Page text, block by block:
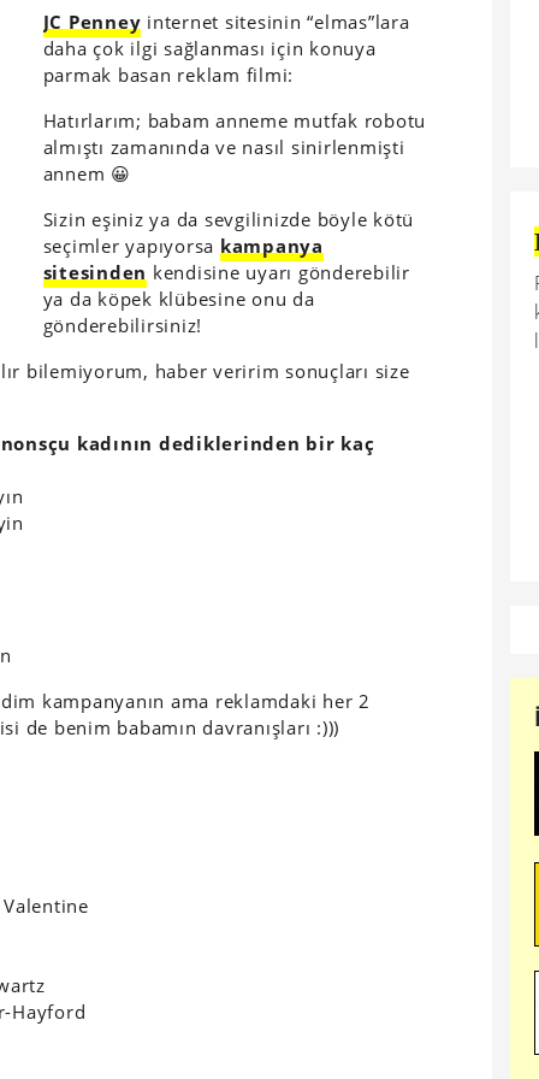
JC Penney internet sitesinin “elmas”lara
daha çok ilgi sağlanması için konuya
parmak basan reklam filmi:
Hatırlarım; babam anneme mutfak robotu
almıştı zamanında ve nasıl sinirlenmişti
annem 😀
Sizin eşiniz ya da sevgilinizde böyle kötü
seçimler yapıyorsa kampanya
sitesinden kendisine uyarı gönderebilir
ya da köpek klübesine onu da
gönderebilirsiniz!
bilemiyorum, haber veririm sonuçları size
kadının dediklerinden bir kaç
kampanyanın ama reklamdaki her 2
de benim babamın davranışları :)))
Hayford